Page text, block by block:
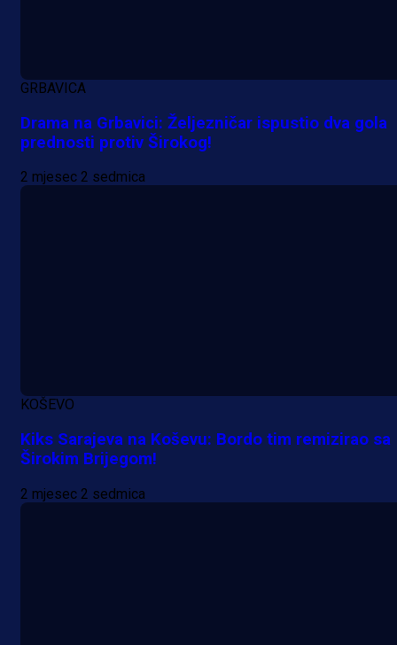
A Selekcija
Lukić seli u Bundesligu? Dva
GRBAVICA
Drama na Grbavici: Željezničar ispustio dva gola
prednosti protiv Širokog!
2 mjesec 2 sedmica
KOŠEVO
Kiks Sarajeva na Koševu: Bordo tim remizirao sa
Širokim Brijegom!
2 mjesec 2 sedmica